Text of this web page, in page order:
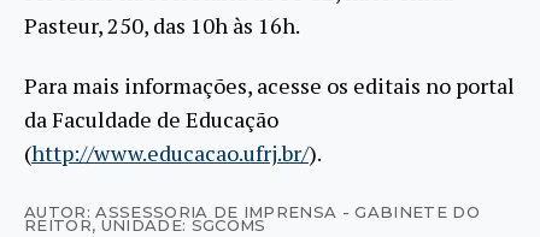
Pasteur, 250, das 10h às 16h.
Para mais informações, acesse os editais no portal
da Faculdade de Educação
(http://www.educacao.ufrj.br/).
AUTOR: ASSESSORIA DE IMPRENSA - GABINETE DO
REITOR, UNIDADE: SGCOMS